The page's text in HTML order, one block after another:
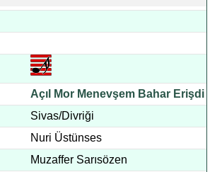
Açıl Mor Menevşem Bahar Erişdi
Sivas/Divriği
Nuri Üstünses
Muzaffer Sarısözen